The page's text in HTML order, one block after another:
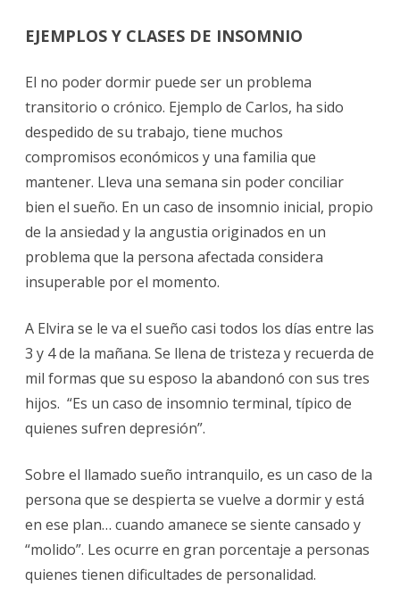
EJEMPLOS Y CLASES DE INSOMNIO
El no poder dormir puede ser un problema
transitorio o crónico. Ejemplo de Carlos, ha sido
despedido de su trabajo, tiene muchos
compromisos económicos y una familia que
mantener. Lleva una semana sin poder conciliar
bien el sueño. En un caso de insomnio inicial, propio
de la ansiedad y la angustia originados en un
problema que la persona afectada considera
insuperable por el momento.
A Elvira se le va el sueño casi todos los días entre las
3 y 4 de la mañana. Se llena de tristeza y recuerda de
mil formas que su esposo la abandonó con sus tres
hijos. “Es un caso de insomnio terminal, típico de
quienes sufren depresión”.
Sobre el llamado sueño intranquilo, es un caso de la
persona que se despierta se vuelve a dormir y está
en ese plan… cuando amanece se siente cansado y
“molido”. Les ocurre en gran porcentaje a personas
quienes tienen dificultades de personalidad.